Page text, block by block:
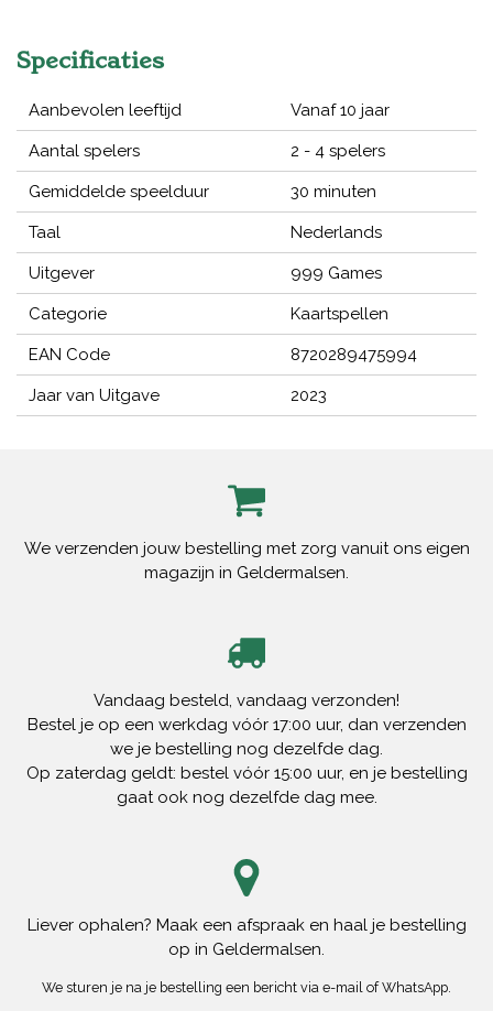
Specificaties
Aanbevolen leeftijd Vanaf 10 jaar
Aantal spelers 2 - 4 spelers
Gemiddelde speelduur 30 minuten
Taal Nederlands
Uitgever 999 Games
Categorie Kaartspellen
EAN Code 8720289475994
Jaar van Uitgave 2023
We verzenden jouw bestelling met zorg vanuit ons eigen
magazijn in Geldermalsen.
Vandaag besteld, vandaag verzonden!
Bestel je op een werkdag vóór 17:00 uur, dan verzenden
we je bestelling nog dezelfde dag.
Op zaterdag geldt: bestel vóór 15:00 uur, en je bestelling
gaat ook nog dezelfde dag mee.
Liever ophalen? Maak een afspraak en haal je bestelling
op in Geldermalsen.
We sturen je na je bestelling een bericht via e-mail of WhatsApp.